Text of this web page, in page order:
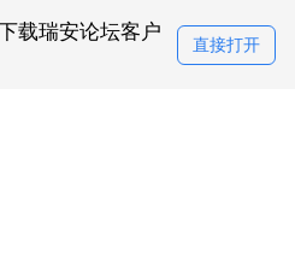
载瑞安论坛客户
直接打开